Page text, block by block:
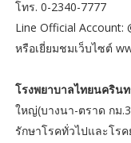
โทร. 0-2340-7777
Line Official Account:
หรือเยี่ยมชมเว็บไซต์
โรงพยาบาลไทยนคริน
ใหญ่(บางนา-ตราด กม
รักษาโรคทั่วไปและโร